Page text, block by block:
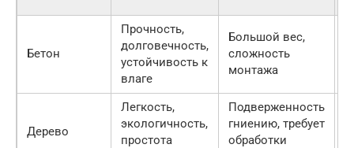
Бетон
Прочность,
долговечность,
устойчивость к
влаге
Большой вес,
сложность
монтажа
Дерево
Легкость,
экологичность,
простота
Подверженность
гниению, требует
обработки